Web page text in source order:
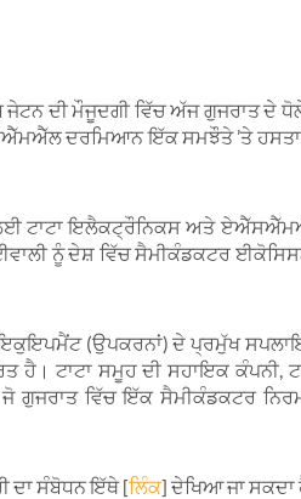
ਦੀ ਮੌਜੂਦਗੀ ਵਿੱਚ ਅੱਜ ਗੁਜਰਾਤ ਦੇ
ਦਰਮਿਆਨ ਇੱਕ ਸਮਝੌਤੇ ’ਤੇ
ਲਈ ਟਾਟਾ ਇਲੈਕਟ੍ਰੌਨਿਕਸ ਅਤੇ
ਨੂੰ ਦੇਸ਼ ਵਿੱਚ ਸੈਮੀਕੰਡਕਟਰ
(ਉਪਕਰਨਾਂ) ਦੇ ਪ੍ਰਮੁੱਖ
ਟਾਟਾ ਸਮੂਹ ਦੀ ਸਹਾਇਕ ਕੰਪਨੀ,
ਗੁਜਰਾਤ ਵਿੱਚ ਇੱਕ ਸੈਮੀਕੰਡਕਟਰ
ਦਾ ਸੰਬੋਧਨ ਇੱਥੇ [ਲਿੰਕ] ਦੇਖਿਆ ਜਾ ਸਕਦਾ